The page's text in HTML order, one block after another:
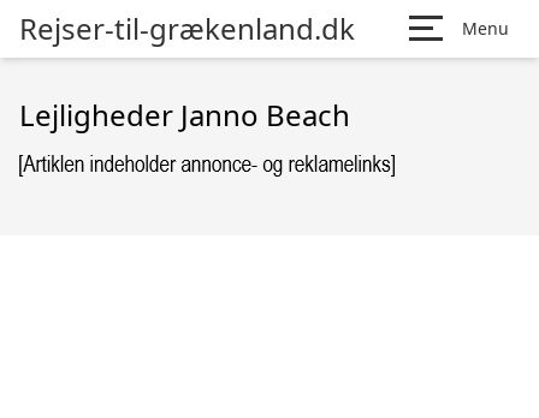
Rejser-til-grækenland.dk Menu
Lejligheder Janno Beach